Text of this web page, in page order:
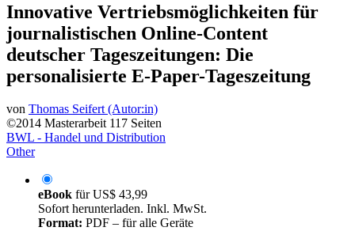
Innovative Vertriebsmöglichkeiten für
journalistischen Online-Content
deutscher Tageszeitungen: Die
personalisierte E-Paper-Tageszeitung
von Thomas Seifert (Autor:in)
©2014 Masterarbeit 117 Seiten
BWL - Handel und Distribution
Other
eBook fürUS$ 43,99
Sofort herunterladen. Inkl. MwSt.
Format: PDF – für alle Geräte